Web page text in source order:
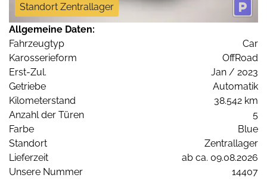
Standort Zentrallager
Allgemeine Daten:
Fahrzeugtyp
Car
Karosserieform
OffRoad
Erst-Zul.
Jan / 2023
Getriebe
Automatik
Kilometerstand
38.542 km
Anzahl der Türen
5
Farbe
Blue
Standort
Zentrallager
Lieferzeit
ab ca. 09.08.2026
Unsere Nummer
14407